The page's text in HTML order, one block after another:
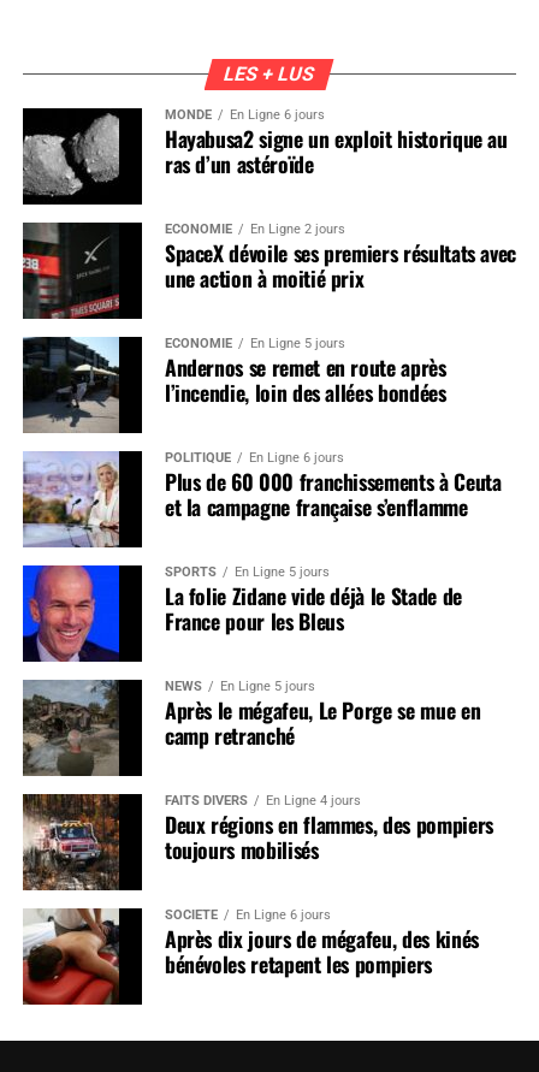
LES + LUS
MONDE En Ligne 6 jours
Hayabusa2 signe un exploit historique au
ras d’un astéroïde
ÉCONOMIE En Ligne 2 jours
SpaceX dévoile ses premiers résultats avec
une action à moitié prix
ÉCONOMIE En Ligne 5 jours
Andernos se remet en route après
l’incendie, loin des allées bondées
POLITIQUE En Ligne 6 jours
Plus de 60 000 franchissements à Ceuta
et la campagne française s’enflamme
SPORTS En Ligne 5 jours
La folie Zidane vide déjà le Stade de
France pour les Bleus
NEWS En Ligne 5 jours
Après le mégafeu, Le Porge se mue en
camp retranché
FAITS DIVERS En Ligne 4 jours
Deux régions en flammes, des pompiers
toujours mobilisés
SOCIÉTÉ En Ligne 6 jours
Après dix jours de mégafeu, des kinés
bénévoles retapent les pompiers